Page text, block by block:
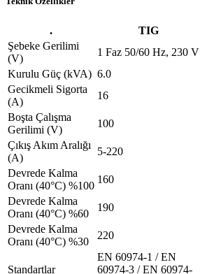
. TIG
Şebeke Gerilimi
(V)
1 Faz 50/60 Hz, 230 V
Kurulu Güç (kVA) 6.0
Gecikmeli Sigorta
(A)
16
Boşta Çalışma
Gerilimi (V)
100
Çıkış Akım Aralığı
(A)
5-220
Devrede Kalma
Oranı (40°C) %100
160
Devrede Kalma
Oranı (40°C) %60
190
Devrede Kalma
Oranı (40°C) %30
220
Standartlar
EN 60974-1 / EN
60974-3 / EN 60974-